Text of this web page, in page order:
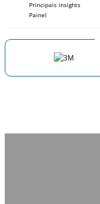
Principais insights
Painel